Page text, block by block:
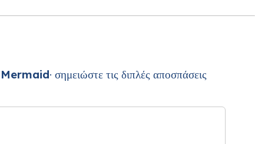
Mermaid· σημειώστε τις διπλές αποσπάσεις